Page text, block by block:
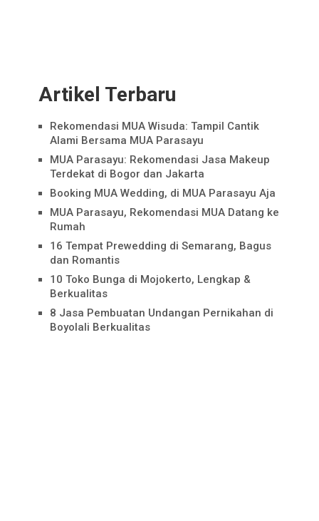
Artikel Terbaru
Rekomendasi MUA Wisuda: Tampil Cantik
Alami Bersama MUA Parasayu
MUA Parasayu: Rekomendasi Jasa Makeup
Terdekat di Bogor dan Jakarta
Booking MUA Wedding, di MUA Parasayu Aja
MUA Parasayu, Rekomendasi MUA Datang ke
Rumah
16 Tempat Prewedding di Semarang, Bagus
dan Romantis
10 Toko Bunga di Mojokerto, Lengkap &
Berkualitas
8 Jasa Pembuatan Undangan Pernikahan di
Boyolali Berkualitas